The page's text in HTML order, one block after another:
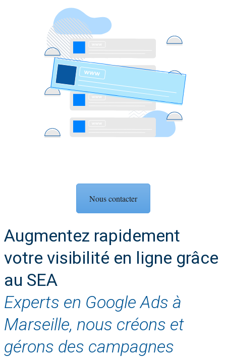
Nous contacter
Augmentez rapidement
votre visibilité en ligne grâce
au SEA
Experts en Google Ads à
Marseille, nous créons et
gérons des campagnes